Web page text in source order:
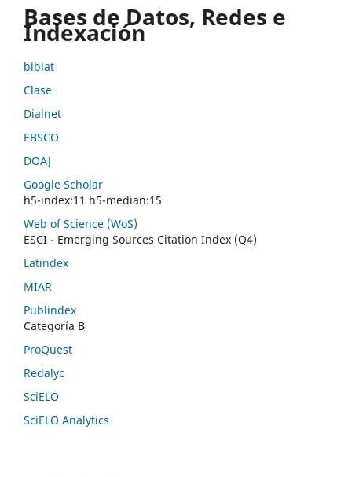
Bases de Datos, Redes e
Indexación
biblat
Clase
Dialnet
EBSCO
DOAJ
Google Scholar
h5-index:11 h5-median:15
Web of Science (WoS)
ESCI - Emerging Sources Citation Index (Q4)
Latindex
MIAR
Publindex
Categoría B
ProQuest
Redalyc
SciELO
SciELO Analytics